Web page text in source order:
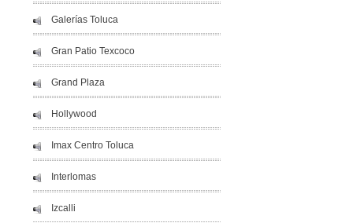
Galerías Toluca
Gran Patio Texcoco
Grand Plaza
Hollywood
Imax Centro Toluca
Interlomas
Izcalli